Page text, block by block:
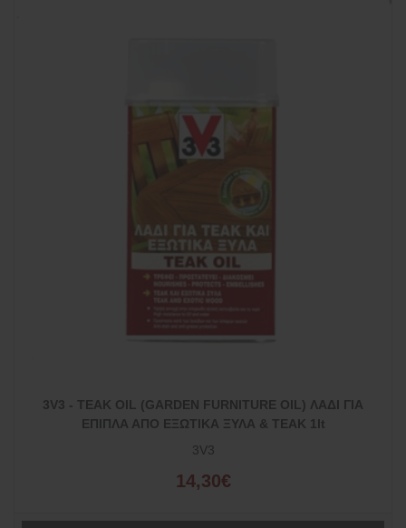
3V3 - TEAK OIL (GARDEN FURNITURE OIL) ΛΑΔΙ ΓΙΑ
ΕΠΙΠΛΑ ΑΠΟ ΕΞΩΤΙΚΑ ΞΥΛΑ & TEAK 1lt
3V3
14,30€